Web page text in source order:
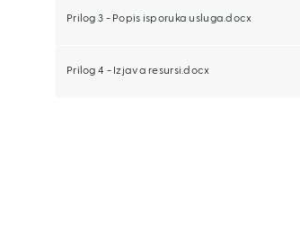
Prilog 3 - Popis isporuka usluga.docx
Prilog 4 - Izjava resursi.docx